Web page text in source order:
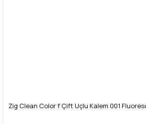
Zig Clean Color f Çift Uçlu Kalem 001